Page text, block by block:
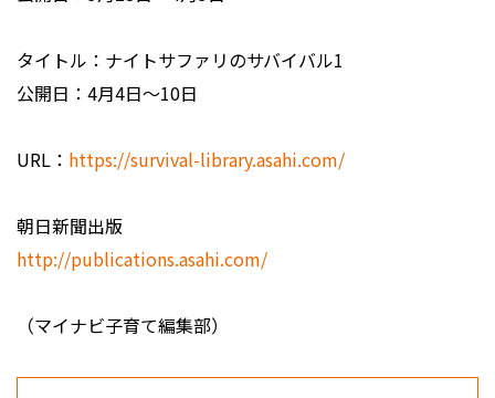
タイトル：ナイトサファリのサバイバル1
公開日：4月4日～10日
URL： https://survival-library.asahi.com/
朝日新聞出版
http://publications.asahi.com/
（マイナビ子育て編集部）